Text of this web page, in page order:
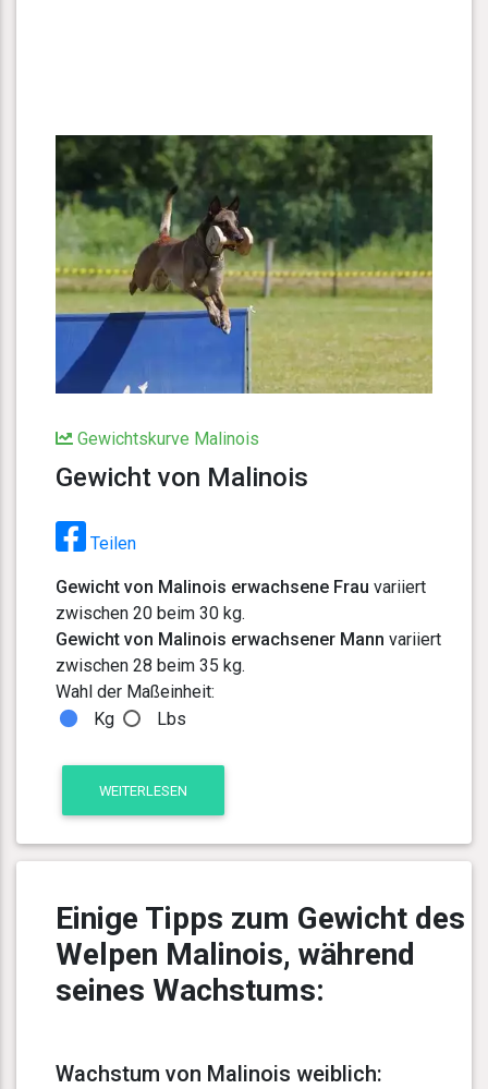
Gewichtskurve Malinois
Gewicht von Malinois
Teilen
Gewicht von Malinois erwachsene Frau variiert
zwischen 20 beim 30 kg.
Gewicht von Malinois erwachsener Mann variiert
zwischen 28 beim 35 kg.
Wahl der Maßeinheit:
Kg
Lbs
WEITERLESEN
Einige Tipps zum Gewicht des
Welpen Malinois, während
seines Wachstums:
Wachstum von Malinois weiblich: